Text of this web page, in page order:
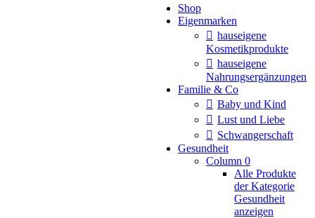
Shop
Eigenmarken
hauseigene
Kosmetikprodukte
hauseigene
Nahrungsergänzungen
Familie & Co
Baby und Kind
Lust und Liebe
Schwangerschaft
Gesundheit
Column 0
Alle Produkte
der Kategorie
Gesundheit
anzeigen